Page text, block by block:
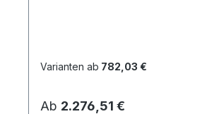
Varianten ab 782,03 €
Regulärer Preis:
Ab 2.276,51 €